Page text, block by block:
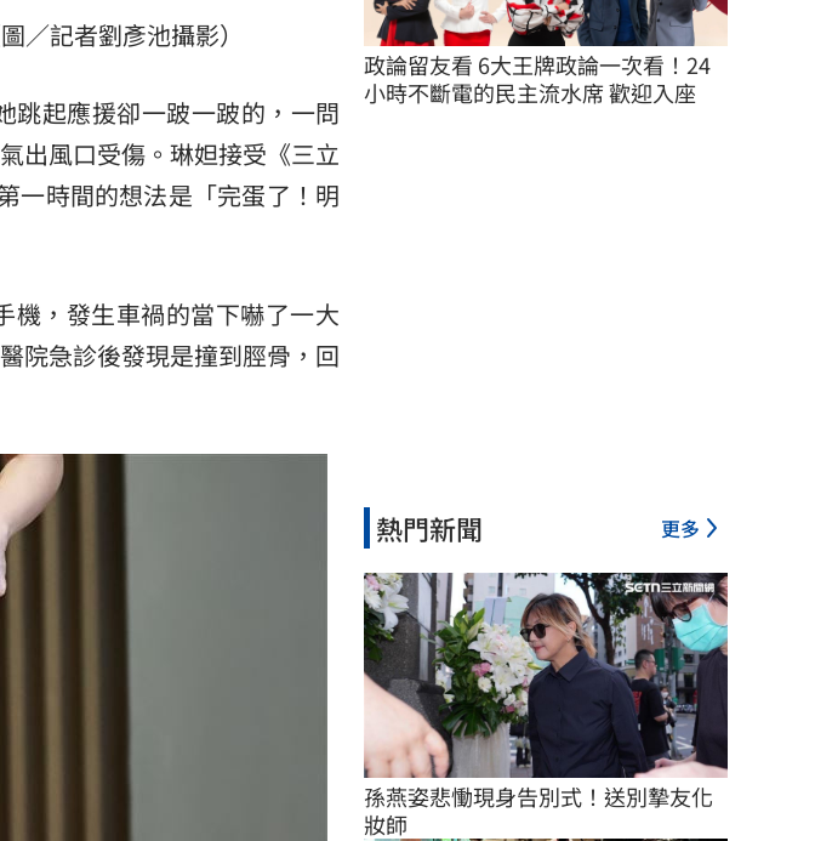
／記者劉彥池攝影）
跳起應援卻一跛一跛的，一問
出風口受傷。琳妲接受《三立
一時間的想法是「完蛋了！明
機，發生車禍的當下嚇了一大
院急診後發現是撞到脛骨，回
政論留友看 6大王牌政論一次看！24
小時不斷電的民主流水席 歡迎入座
熱門新聞 更多
孫燕姿悲慟現身告別式！送別摯友化
妝師